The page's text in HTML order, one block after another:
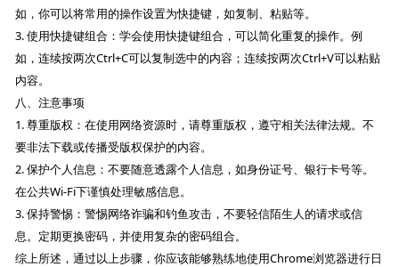
如，你可以将常用的操作设置为快捷键，如复制、粘贴等。
3. 使用快捷键组合：学会使用快捷键组合，可以简化重复的操作。例
如，连续按两次Ctrl+C可以复制选中的内容；连续按两次Ctrl+V可以粘贴
内容。
八、注意事项
1. 尊重版权：在使用网络资源时，请尊重版权，遵守相关法律法规。不
要非法下载或传播受版权保护的内容。
2. 保护个人信息：不要随意透露个人信息，如身份证号、银行卡号等。
在公共Wi-Fi下谨慎处理敏感信息。
3. 保持警惕：警惕网络诈骗和钓鱼攻击，不要轻信陌生人的请求或信
息。定期更换密码，并使用复杂的密码组合。
综上所述，通过以上步骤，你应该能够熟练地使用Chrome浏览器进行日